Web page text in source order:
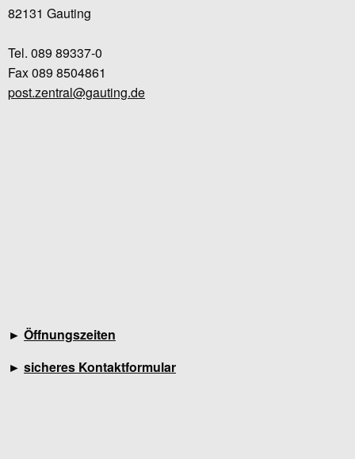
82131 Gauting
Tel. 089 89337-0
Fax 089 8504861
post.zentral@gauting.de
► Öffnungszeiten
► sicheres Kontaktformular